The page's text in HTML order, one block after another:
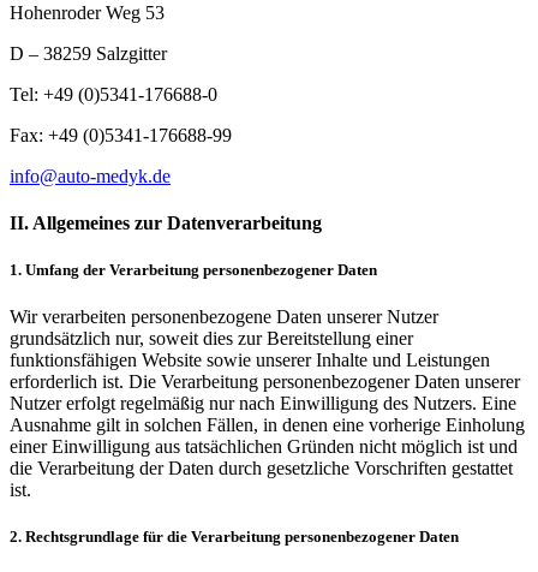
Hohenroder Weg 53
D – 38259 Salzgitter
Tel: +49 (0)5341-176688-0
Fax: +49 (0)5341-176688-99
info@auto-medyk.de
II. Allgemeines zur Datenverarbeitung
1. Umfang der Verarbeitung personenbezogener Daten
Wir verarbeiten personenbezogene Daten unserer Nutzer
grundsätzlich nur, soweit dies zur Bereitstellung einer
funktionsfähigen Website sowie unserer Inhalte und Leistungen
erforderlich ist. Die Verarbeitung personenbezogener Daten unserer
Nutzer erfolgt regelmäßig nur nach Einwilligung des Nutzers. Eine
Ausnahme gilt in solchen Fällen, in denen eine vorherige Einholung
einer Einwilligung aus tatsächlichen Gründen nicht möglich ist und
die Verarbeitung der Daten durch gesetzliche Vorschriften gestattet
ist.
2. Rechtsgrundlage für die Verarbeitung personenbezogener Daten